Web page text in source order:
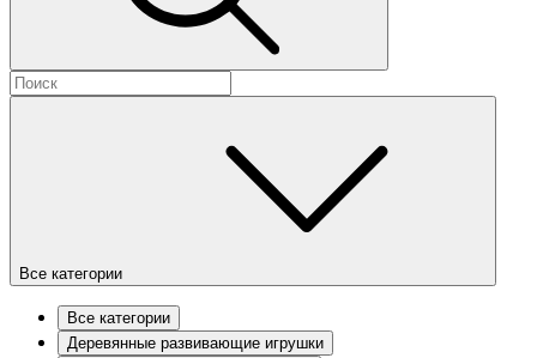
Все категории
Все категории
Деревянные развивающие игрушки